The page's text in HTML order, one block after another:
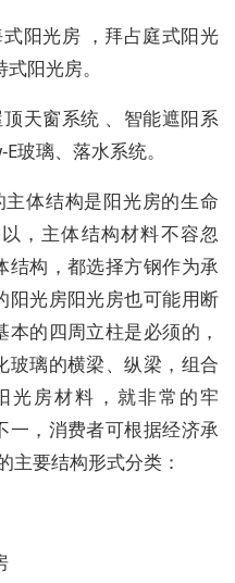
阳光房 ，拜占庭式阳光
阳光房。
天窗系统 、智能遮阳系
玻璃、落水系统。
体结构是阳光房的生命
，主体结构材料不容忽
结构，都选择方钢作为承
阳光房阳光房也可能用断
的四周立柱是必须的，
玻璃的横梁、纵梁，组合
光房材料，就非常的牢
一，消费者可根据经济承
主要结构形式分类：